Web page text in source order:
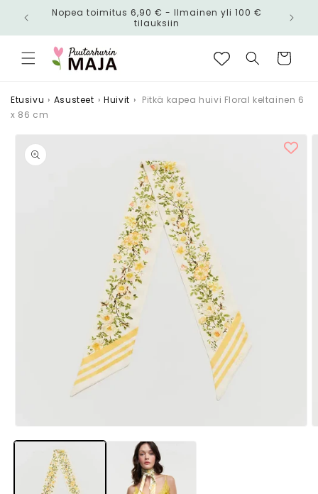
siirry
Nopea toimitus 6,90 € - Ilmainen yli 100 €
tilauksiin
Ostoskori
Etusivu › Asusteet › Huivit › Pitkä kapea huivi Floral keltainen 6
x 86 cm
tuotetietoihin
aineisto
modaalisessa
ikkunassa